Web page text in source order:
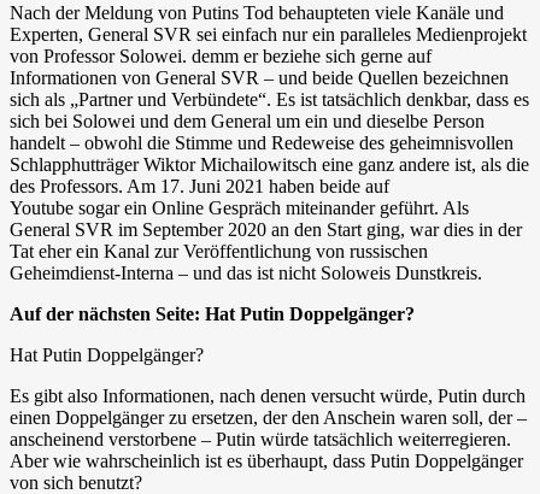
Nach der Meldung von Putins Tod behaupteten viele Kanäle und
Experten, General SVR sei einfach nur ein paralleles Medienprojekt
von Professor Solowei. demm er beziehe sich gerne auf
Informationen von General SVR – und beide Quellen bezeichnen
sich als „Partner und Verbündete“. Es ist tatsächlich denkbar, dass es
sich bei Solowei und dem General um ein und dieselbe Person
handelt – obwohl die Stimme und Redeweise des geheimnisvollen
Schlapphutträger Wiktor Michailowitsch eine ganz andere ist, als die
des Professors. Am 17. Juni 2021 haben beide auf
Youtube sogar ein Online Gespräch miteinander geführt. Als
General SVR im September 2020 an den Start ging, war dies in der
Tat eher ein Kanal zur Veröffentlichung von russischen
Geheimdienst-Interna – und das ist nicht Soloweis Dunstkreis.
Auf der nächsten Seite: Hat Putin Doppelgänger?
Hat Putin Doppelgänger?
Es gibt also Informationen, nach denen versucht würde, Putin durch
einen Doppelgänger zu ersetzen, der den Anschein waren soll, der –
anscheinend verstorbene – Putin würde tatsächlich weiterregieren.
Aber wie wahrscheinlich ist es überhaupt, dass Putin Doppelgänger
von sich benutzt?